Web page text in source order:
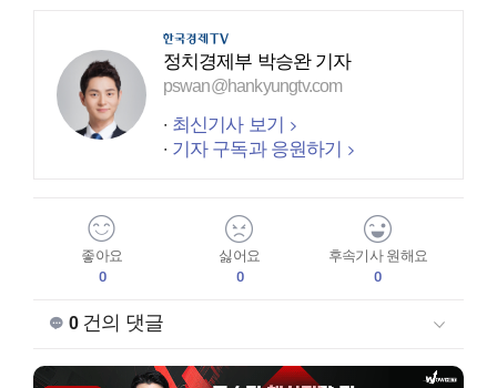
정치경제부 박승완 기자
pswan@hankyungtv.com
최신기사 보기
기자 구독과 응원하기
좋아요
0
싫어요
0
후속기사 원해요
0
0건의 댓글